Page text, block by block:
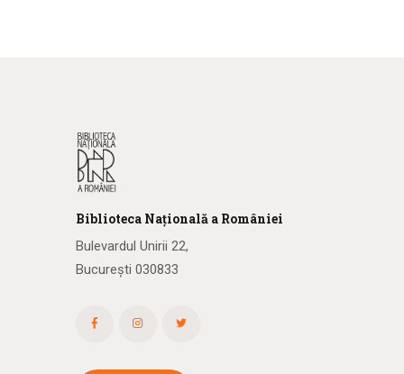
Biblioteca Națională a României
Bulevardul Unirii 22,
București 030833